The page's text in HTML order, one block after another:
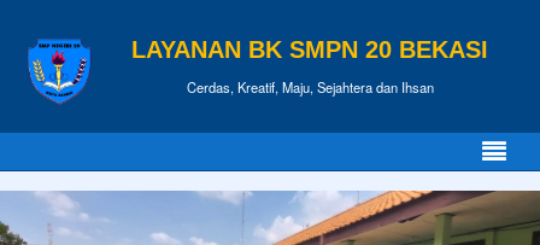
LAYANAN BK SMPN 20 BEKASI
Cerdas, Kreatif, Maju, Sejahtera dan Ihsan